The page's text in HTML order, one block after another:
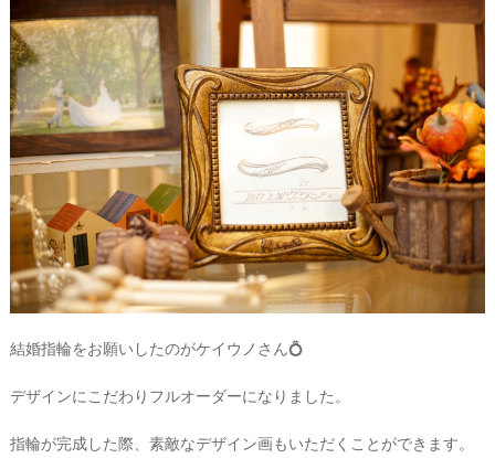
結婚指輪をお願いしたのがケイウノさん💍
デザインにこだわりフルオーダーになりました。
指輪が完成した際、素敵なデザイン画もいただくことができます。
グ
ア
イ
テ
ム